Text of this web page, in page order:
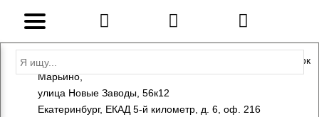
+7 (812) 600-10-15
info@eversteel.ru
Адрес: Санкт-Петербург, Петергоф, Индустриальный парк
Марьино,
улица Новые Заводы, 56к12
Екатеринбург, ЕКАД 5-й километр, д. 6, оф. 216
ЗАКАЗАТЬ ЗВОНОК